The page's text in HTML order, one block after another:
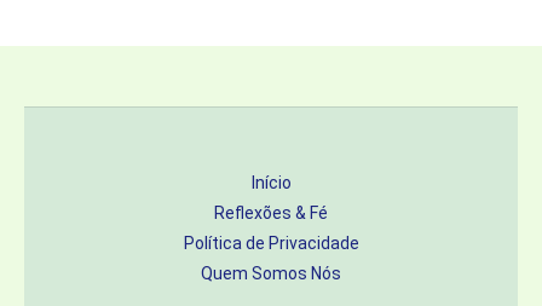
Início
Reflexões & Fé
Política de Privacidade
Quem Somos Nós